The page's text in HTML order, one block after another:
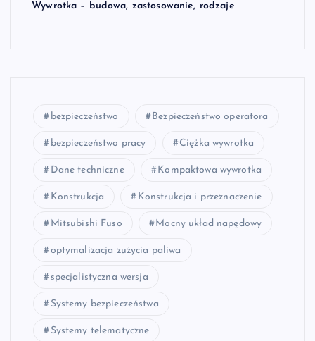
Wywrotka – budowa, zastosowanie, rodzaje
bezpieczeństwo Bezpieczeństwo operatora
bezpieczeństwo pracy Ciężka wywrotka
Dane techniczne Kompaktowa wywrotka
Konstrukcja Konstrukcja i przeznaczenie
Mitsubishi Fuso Mocny układ napędowy
optymalizacja zużycia paliwa
specjalistyczna wersja
Systemy bezpieczeństwa
Systemy telematyczne